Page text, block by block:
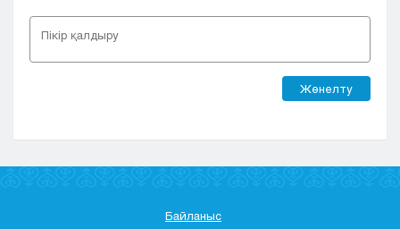
Жөнелту
Байланыс